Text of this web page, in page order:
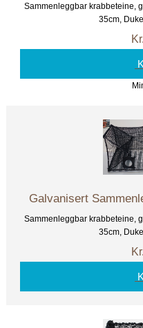
Sammenleggbar krabbeteine,
35cm,
Galvanisert
Sammenleggbar krabbeteine,
35cm,